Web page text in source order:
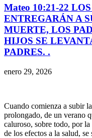
Mateo 10:21-22
ENTREGARÁN A
MUERTE, LOS
HIJOS SE
PADRES. .
enero 29, 2026
Cuando comienza a subir
prolongado, de un verano
caluroso, sobre todo, por
de los efectos a la salud,